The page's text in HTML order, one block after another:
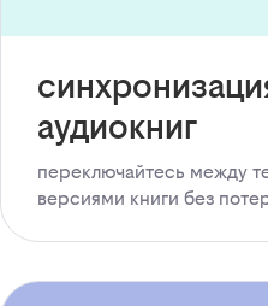
аудиокниг
переключайтесь между
версиями книги без